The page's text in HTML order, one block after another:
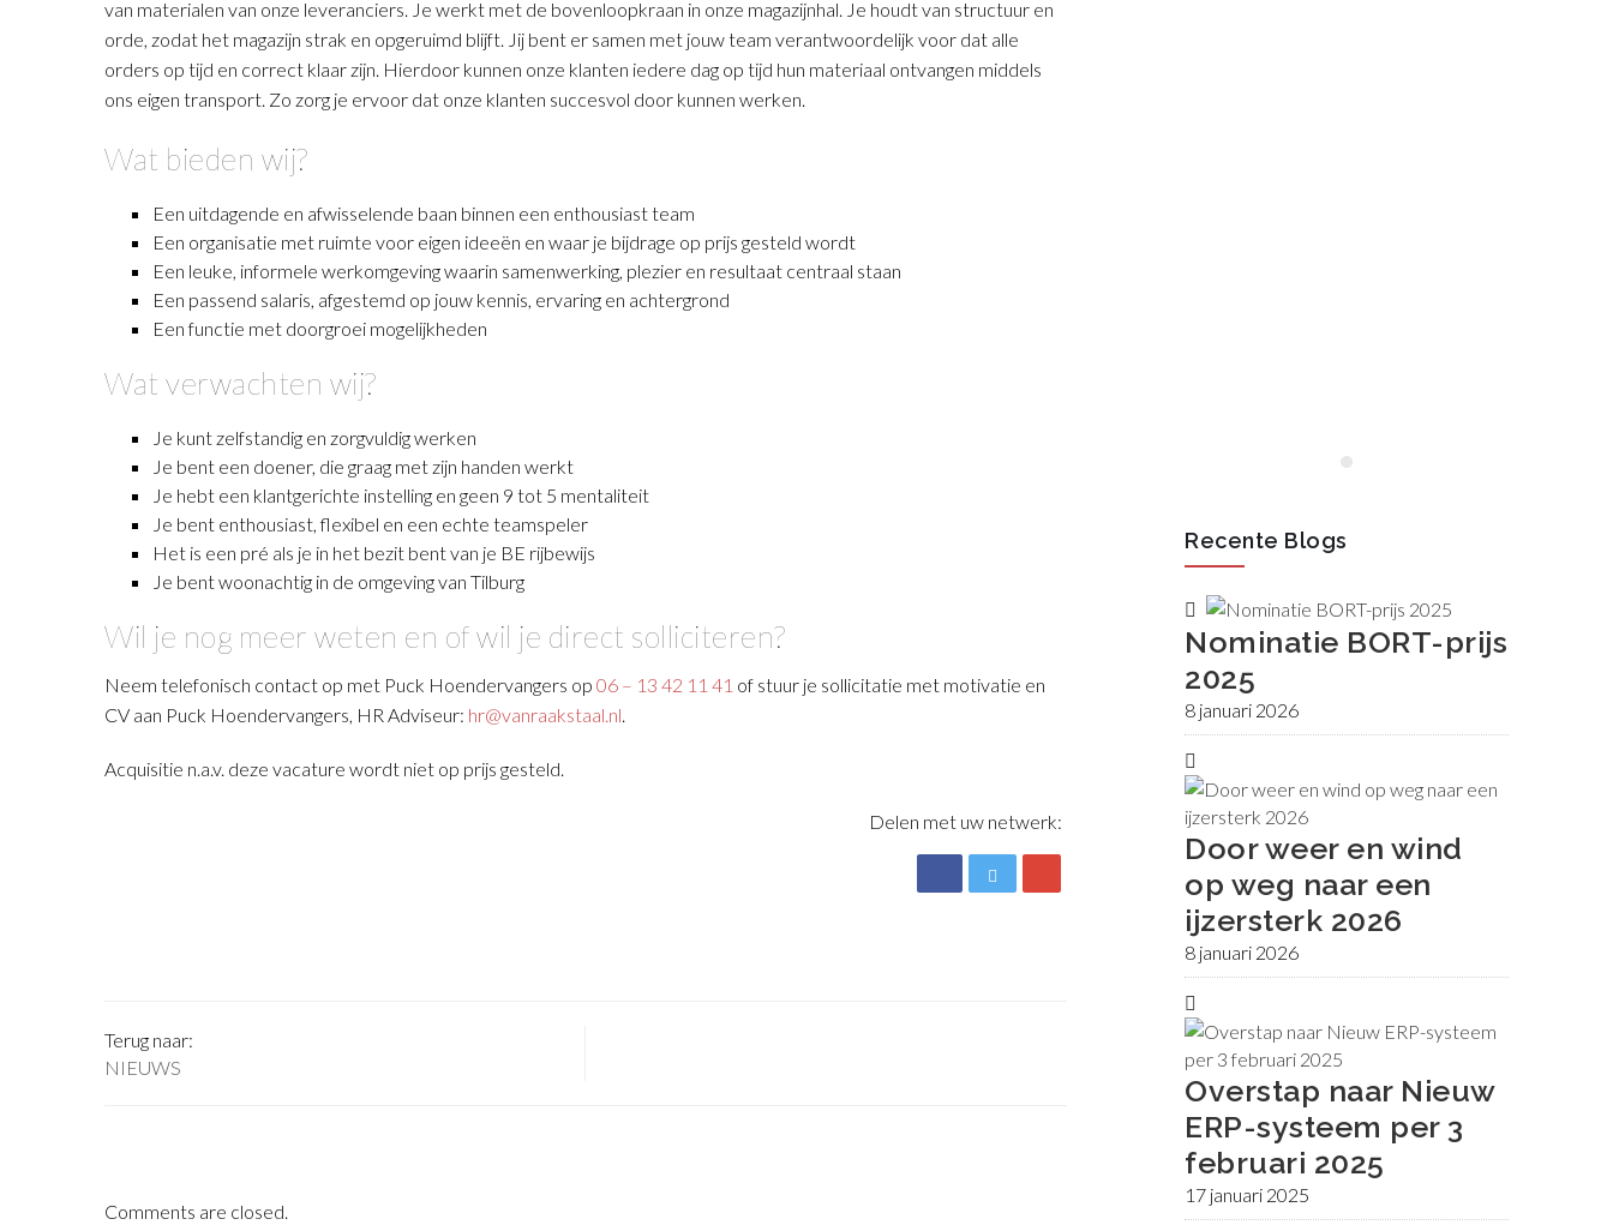
van materialen van onze leveranciers. Je werkt met de bovenloopkraan in onze magazijnhal. Je houdt van structuur en
orde, zodat het magazijn strak en opgeruimd blijft. Jij bent er samen met jouw team verantwoordelijk voor dat alle
orders op tijd en correct klaar zijn. Hierdoor kunnen onze klanten iedere dag op tijd hun materiaal ontvangen middels
ons eigen transport. Zo zorg je ervoor dat onze klanten succesvol door kunnen werken.
Wat bieden wij?
Een uitdagende en afwisselende baan binnen een enthousiast team
Een organisatie met ruimte voor eigen ideeën en waar je bijdrage op prijs gesteld wordt
Een leuke, informele werkomgeving waarin samenwerking, plezier en resultaat centraal staan
Een passend salaris, afgestemd op jouw kennis, ervaring en achtergrond
Een functie met doorgroei mogelijkheden
Wat verwachten wij?
Je kunt zelfstandig en zorgvuldig werken
Je bent een doener, die graag met zijn handen werkt
Je hebt een klantgerichte instelling en geen 9 tot 5 mentaliteit
Je bent enthousiast, flexibel en een echte teamspeler
Het is een pré als je in het bezit bent van je BE rijbewijs
Je bent woonachtig in de omgeving van Tilburg
Wil je nog meer weten en of wil je direct solliciteren?
Neem telefonisch contact op met Puck Hoendervangers op 06 – 13 42 11 41 of stuur je sollicitatie met motivatie en
CV aan Puck Hoendervangers, HR Adviseur: hr@vanraakstaal.nl.
Acquisitie n.a.v. deze vacature wordt niet op prijs gesteld.
Delen met uw netwerk:
Terug naar:
NIEUWS
Comments are closed.
Recente Blogs
Nominatie BORT-prijs
2025
8 januari 2026
Door weer en wind
op weg naar een
ijzersterk 2026
8 januari 2026
Overstap naar Nieuw
ERP-systeem per 3
februari 2025
17 januari 2025